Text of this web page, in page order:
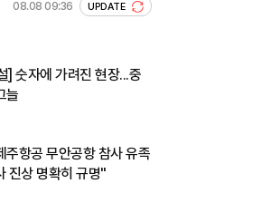
08.08 09:36 UPDATE
] 숫자에 가려진 현장...중
늘
주항공 무안공항 참사 유족
진상 명확히 규명"